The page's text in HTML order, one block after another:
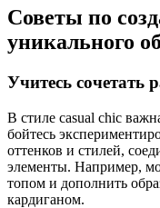
Советы по
уникального
Учитесь сочетать
В стиле casual chic
бойтесь
оттенков и стилей,
элементы. Например,
топом и дополнить
кардиганом.